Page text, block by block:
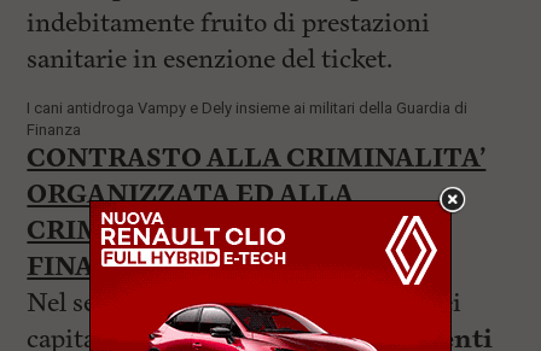
indebitamente fruito di prestazioni
sanitarie in esenzione del ticket.
I cani antidroga Vampy e Dely insieme ai militari della Guardia di
Finanza
CONTRASTO ALLA CRIMINALITA’
ORGANIZZATA ED ALLA
CRIMINALITA’ ECONOMICO-
FINANZIARIA
Nel settore della tutela del mercato dei
capitali sono stati eseguiti25 interventi